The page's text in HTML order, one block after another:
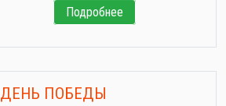
Подробнее
ДЕНЬ ПОБЕДЫ